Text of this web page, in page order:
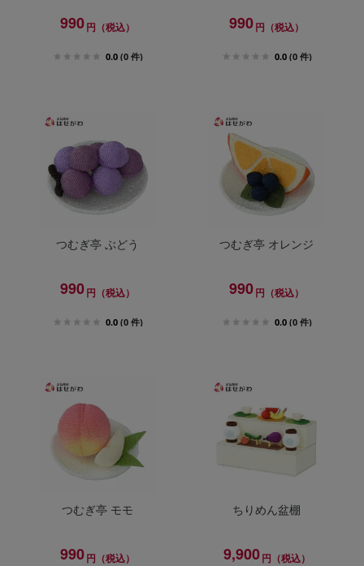
990円（税込）
0.0 (0 件)
990円（税込）
0.0 (0 件)
つむぎ亭 ぶどう
990円（税込）
0.0 (0 件)
つむぎ亭 オレンジ
990円（税込）
0.0 (0 件)
つむぎ亭 モモ
990円（税込）
ちりめん盆棚
9,900円（税込）